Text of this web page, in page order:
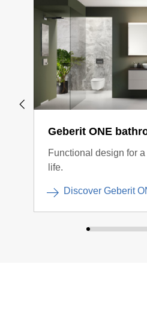
Geberit ONE
Functional design for
life.
Discover Geberit